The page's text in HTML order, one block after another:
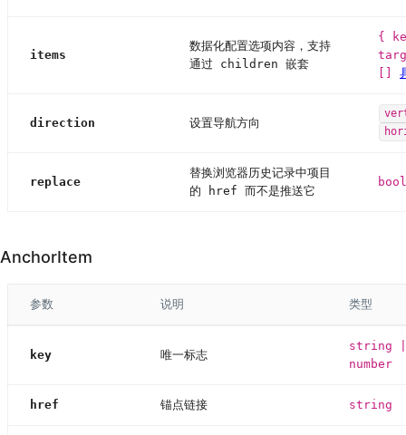
items
数据化配置选项内容，支持
通过 children 嵌套
{
direction 设置导航方向
replace
替换浏览器历史记录中项目
的 href 而不是推送它
AnchorItem
参数 说明 类型
key 唯一标志
string |
number
href 锚点链接 string